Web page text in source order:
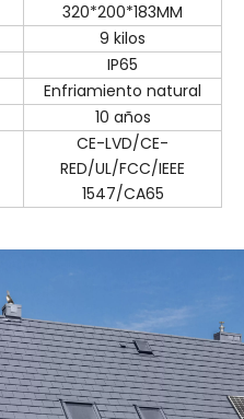
320*200*183MM
9 kilos
IP65
Enfriamiento natural
10 años
CE-LVD/CE-
RED/UL/FCC/IEEE
1547/CA65